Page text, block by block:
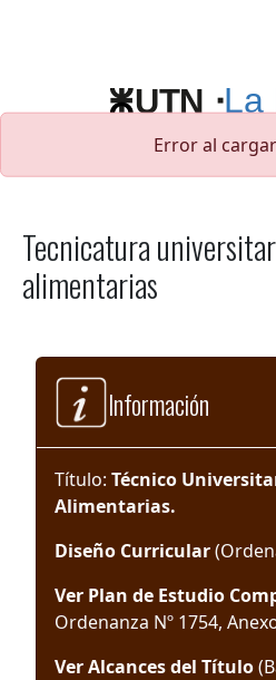
Error al
Tecnicatura
alimentarias
Información
Título: Técnico
Alimentarias.
Diseño Curricular
Ver Plan de Estudio
Ordenanza Nº 1754,
Ver Alcances del Título